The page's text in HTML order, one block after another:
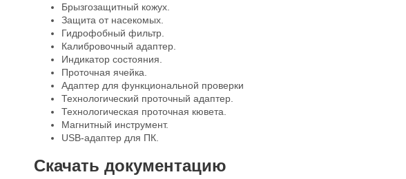
Брызгозащитный кожух.
Защита от насекомых.
Гидрофобный фильтр.
Калибровочный адаптер.
Индикатор состояния.
Проточная ячейка.
Адаптер для функциональной проверки
Технологический проточный адаптер.
Технологическая проточная кювета.
Магнитный инструмент.
USB-адаптер для ПК.
Скачать документацию